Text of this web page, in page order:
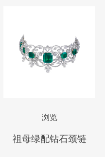
浏览
祖母绿配钻石颈链